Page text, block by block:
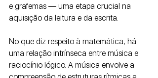
e grafemas — uma etapa crucial na
aquisição da leitura e da escrita.
No que diz respeito à matemática, há
uma relação intrínseca entre música e
raciocínio lógico. A música envolve a